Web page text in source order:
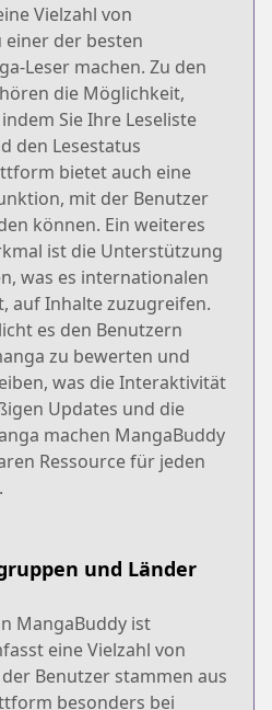
Vielzahl von
einer der besten
Leser machen. Zu den
die Möglichkeit,
Sie Ihre Leseliste
den Lesestatus
bietet auch eine
mit der Benutzer
können. Ein weiteres
ist die Unterstützung
was es internationalen
auf Inhalte zuzugreifen.
es den Benutzern
zu bewerten und
was die Interaktivität
Updates und die
machen MangaBuddy
Ressource für jeden
und Länder
MangaBuddy ist
eine Vielzahl von
Benutzer stammen aus
besonders bei